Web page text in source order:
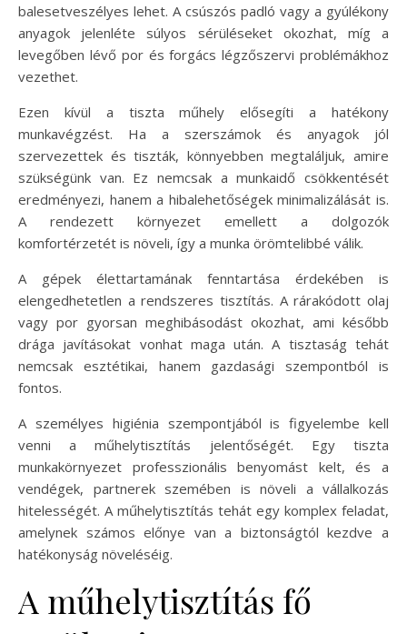
balesetveszélyes lehet. A csúszós padló vagy a gyúlékony
anyagok jelenléte súlyos sérüléseket okozhat, míg a
levegőben lévő por és forgács légzőszervi problémákhoz
vezethet.
Ezen kívül a tiszta műhely elősegíti a hatékony
munkavégzést. Ha a szerszámok és anyagok jól
szervezettek és tiszták, könnyebben megtaláljuk, amire
szükségünk van. Ez nemcsak a munkaidő csökkentését
eredményezi, hanem a hibalehetőségek minimalizálását is.
A rendezett környezet emellett a dolgozók
komfortérzetét is növeli, így a munka örömtelibbé válik.
A gépek élettartamának fenntartása érdekében is
elengedhetetlen a rendszeres tisztítás. A rárakódott olaj
vagy por gyorsan meghibásodást okozhat, ami később
drága javításokat vonhat maga után. A tisztaság tehát
nemcsak esztétikai, hanem gazdasági szempontból is
fontos.
A személyes higiénia szempontjából is figyelembe kell
venni a műhelytisztítás jelentőségét. Egy tiszta
munkakörnyezet professzionális benyomást kelt, és a
vendégek, partnerek szemében is növeli a vállalkozás
hitelességét. A műhelytisztítás tehát egy komplex feladat,
amelynek számos előnye van a biztonságtól kezdve a
hatékonyság növeléséig.
A műhelytisztítás fő